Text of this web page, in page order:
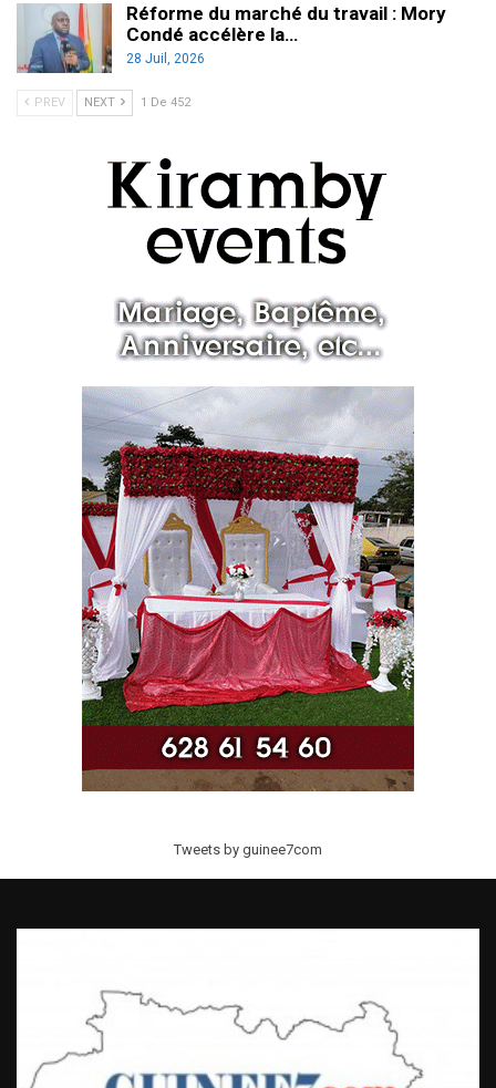
Réforme du marché du travail : Mory
Condé accélère la…
28 Juil, 2026
PREV NEXT 1 De 452
Tweets by guinee7com